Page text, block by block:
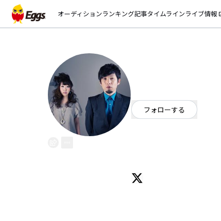
オーディションランキング記事タイムラインライブ情報
フォローする
その後もGt. Ba.をサポートに迎